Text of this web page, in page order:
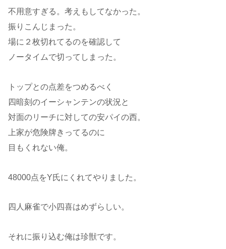
不用意すぎる。考えもしてなかった。
振りこんじまった。
場に２枚切れてるのを確認して
ノータイムで切ってしまった。
トップとの点差をつめるべく
四暗刻のイーシャンテンの状況と
対面のリーチに対しての安パイの西。
上家が危険牌きってるのに
目もくれない俺。
48000点をY氏にくれてやりました。
四人麻雀で小四喜はめずらしい。
それに振り込む俺は珍獣です。